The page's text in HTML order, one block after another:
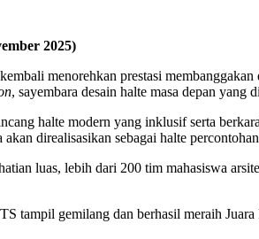
2025)
menorehkan prestasi
, sayembara desain halte masa depan yang
halte modern yang inklusif serta
direalisasikan sebagai halte
luas, lebih dari 200 tim mahasiswa
tampil gemilang dan berhasil meraih